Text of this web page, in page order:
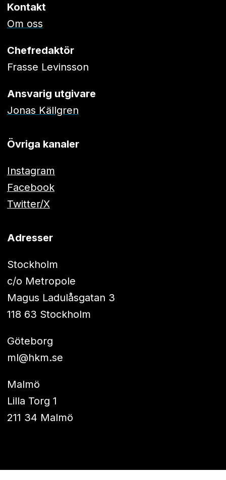
Kontakt
Om oss
Chefredaktör
Frasse Levinsson
Ansvarig utgivare
Jonas Källgren
Övriga kanaler
Instagram
Facebook
Twitter/X
Adresser
Stockholm
c/o Metropole
Magus Ladulåsgatan 3
118 63 Stockholm
Göteborg
ml@hkm.se
Malmö
Lilla Torg 1
211 34 Malmö